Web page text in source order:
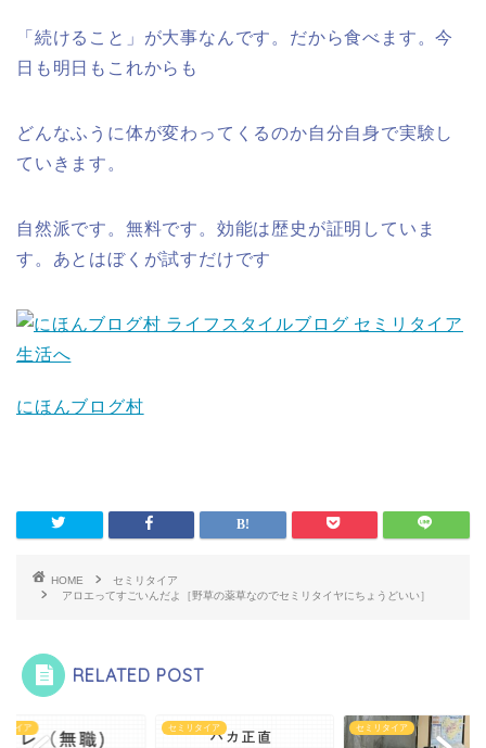
「続けること」が大事なんです。だから食べます。今
日も明日もこれからも
どんなふうに体が変わってくるのか自分自身で実験し
ていきます。
自然派です。無料です。効能は歴史が証明していま
す。あとはぼくが試すだけです
にほんブログ村
HOME
セミリタイア
アロエってすごいんだよ［野草の薬草なのでセミリタイヤにちょうどいい］
RELATED POST
タイア セミリタイア セミリタイア